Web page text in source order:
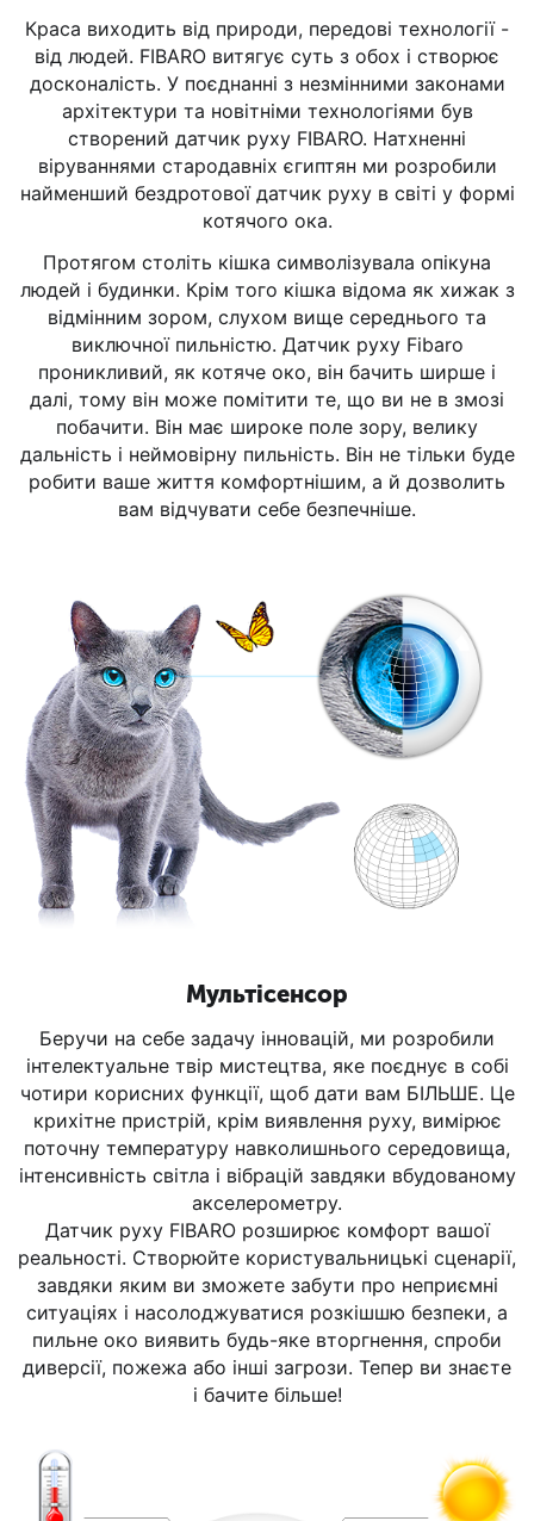
Краса виходить від природи, передові технології -
від людей. FIBARO витягує суть з обох і створює
досконалість. У поєднанні з незмінними законами
архітектури та новітніми технологіями був
створений датчик руху FIBARO. Натхненні
віруваннями стародавніх єгиптян ми розробили
найменший бездротової датчик руху в світі у формі
котячого ока.
Протягом століть кішка символізувала опікуна
людей і будинки. Крім того кішка відома як хижак з
відмінним зором, слухом вище середнього та
виключної пильністю. Датчик руху Fibaro
проникливий, як котяче око, він бачить ширше і
далі, тому він може помітити те, що ви не в змозі
побачити. Він має широке поле зору, велику
дальність і неймовірну пильність. Він не тільки буде
робити ваше життя комфортнішим, а й дозволить
вам відчувати себе безпечніше.
Мультісенсор
Беручи на себе задачу інновацій, ми розробили
інтелектуальне твір мистецтва, яке поєднує в собі
чотири корисних функції, щоб дати вам БІЛЬШЕ. Це
крихітне пристрій, крім виявлення руху, вимірює
поточну температуру навколишнього середовища,
інтенсивність світла і вібрацій завдяки вбудованому
акселерометру.
Датчик руху FIBARO розширює комфорт вашої
реальності. Створюйте користувальницькі сценарії,
завдяки яким ви зможете забути про неприємні
ситуаціях і насолоджуватися розкішшю безпеки, а
пильне око виявить будь-яке вторгнення, спроби
диверсії, пожежа або інші загрози. Тепер ви знаєте
і бачите більше!